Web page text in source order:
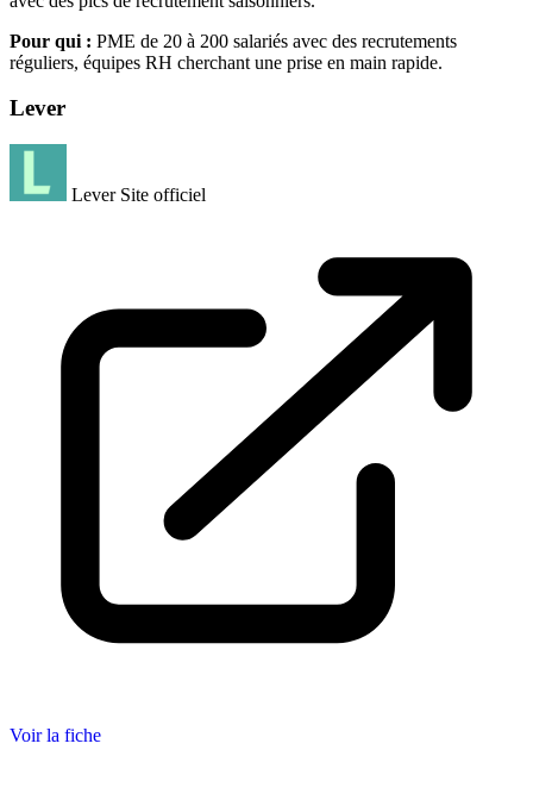
Pour qui : PME de 20 à 200 salariés avec des recrutements
réguliers, équipes RH cherchant une prise en main rapide.
Lever
Lever Site officiel
Voir la fiche